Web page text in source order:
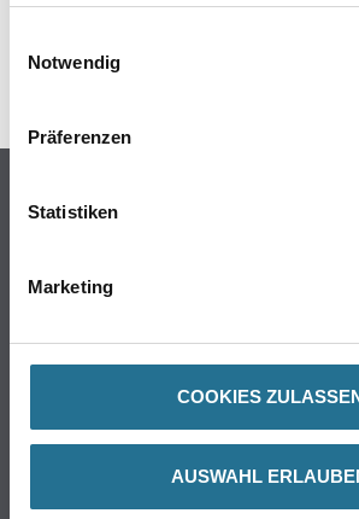
Notwendig
Präferenzen
Statistiken
Marketing
COOKIES
AUSWAHL
Trockenbau
Bodenbeläge
Wand- & Deckenbeläge
Werkzeug & Maschinen
Verbrauchsmaterialien
Angebote